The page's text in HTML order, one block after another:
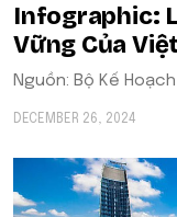
Infographic:
Vững Của
Nguồn: Bộ Kế
DECEMBER 26, 2024